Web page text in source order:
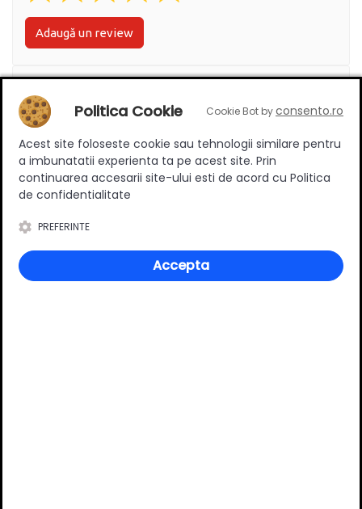
Adaugă un review
0(0 review-uri)
Întrebări și răspunsuri
Politica Cookie Cookie Bot byconsento.ro
Acest site foloseste cookie sau tehnologii similare pentru
a imbunatatii experienta ta pe acest site. Prin
continuarea accesarii site-ului esti de acord cu Politica
de confidentialitate
PREFERINTE
Accepta